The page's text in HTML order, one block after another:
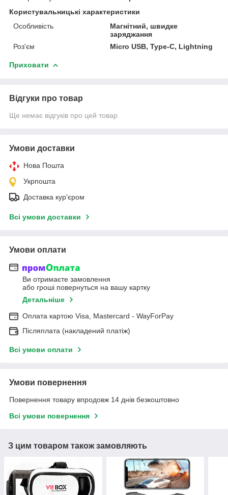
Користувальницькі характеристики
Особливість
Магнітний, швидке
заряджання
Роз'єм
Micro USB, Type-C, Lightning
Приховати
Відгуки про товар
Ще немає відгуків про цей товар
Умови доставки
Нова Пошта
Укрпошта
Доставка кур'єром
Всі умови доставки
Умови оплати
Ви отримаєте замовлення
або гроші повернуться на вашу картку
Детальніше
Оплата картою Visa, Mastercard - WayForPay
Післяплата (накладений платіж)
Всі умови оплати
Умови повернення
Повернення товару впродовж 14 днів безкоштовно
Всі умови повернення
З цим товаром також замовляють